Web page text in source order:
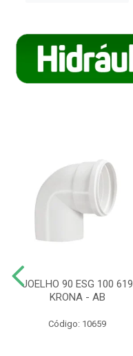
JOELHO 90 ESG 100 619
KRONA - AB
Código: 10659